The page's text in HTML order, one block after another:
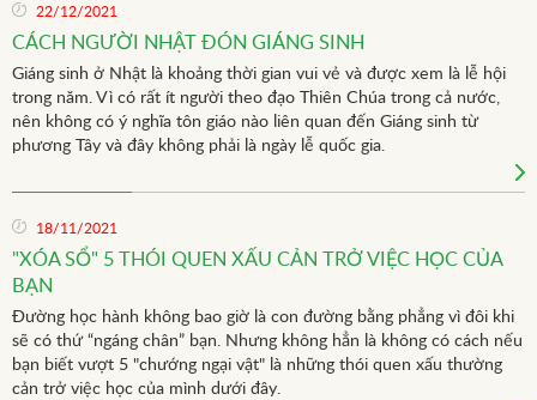
22/12/2021
CÁCH NGƯỜI NHẬT ĐÓN GIÁNG SINH
Giáng sinh ở Nhật là khoảng thời gian vui vẻ và được xem là lễ hội
trong năm. Vì có rất ít người theo đạo Thiên Chúa trong cả nước,
nên không có ý nghĩa tôn giáo nào liên quan đến Giáng sinh từ
phương Tây và đây không phải là ngày lễ quốc gia.
18/11/2021
"XÓA SỔ" 5 THÓI QUEN XẤU CẢN TRỞ VIỆC HỌC CỦA
BẠN
Đường học hành không bao giờ là con đường bằng phẳng vì đôi khi
sẽ có thứ “ngáng chân” bạn. Nhưng không hẳn là không có cách nếu
bạn biết vượt 5 "chướng ngại vật" là những thói quen xấu thường
cản trở việc học của mình dưới đây.